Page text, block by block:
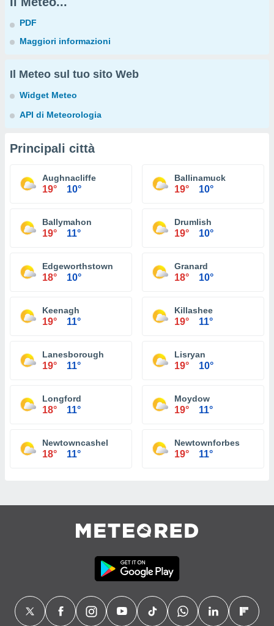
PDF
Maggiori informazioni
Il Meteo sul tuo sito Web
Widget Meteo
API di Meteorologia
Principali città
Aughnacliffe
19° 10°
Ballinamuck
19° 10°
Ballymahon
19° 11°
Drumlish
19° 10°
Edgeworthstown
18° 10°
Granard
18° 10°
Keenagh
19° 11°
Killashee
19° 11°
Lanesborough
19° 11°
Lisryan
19° 10°
Longford
18° 11°
Moydow
19° 11°
Newtowncashel
18° 11°
Newtownforbes
19° 11°